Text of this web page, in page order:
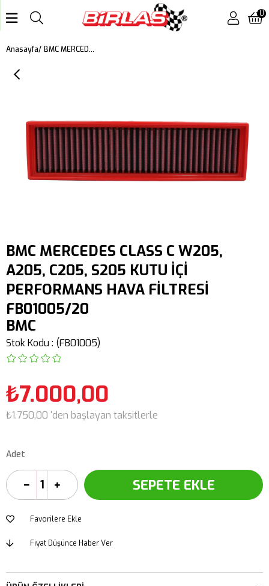
0
Anasayfa BMC MERCEDES CLASS C W205, A205, C205, S205 KUTU İÇİ PERFORMANS HAVA FİLTRESİ FB01005/20
BMC MERCEDES CLASS C W205,
A205, C205, S205 KUTU İÇİ
PERFORMANS HAVA FİLTRESİ
FB01005/20
BMC
Stok Kodu (FB01005)
₺7.000,00
₺1.750,00 'den başlayan taksitlerle
Adet
Favorilere Ekle
Fiyat Düşünce Haber Ver